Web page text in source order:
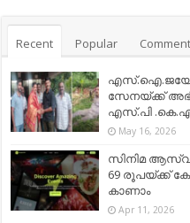
Recent Popular
സേനയ്ക്ക്
എസ്.പി
May 16, 2026
സിനിമ
69 രൂപയ്ക്ക്
കാണാം
Apr 11, 2026